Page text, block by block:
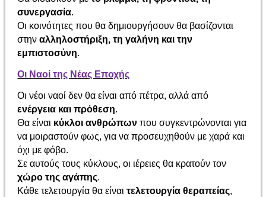
συνεργασία.
Οι κοινότητες που θα δημιουργήσουν θα βασίζονται
στηναλληλοστήριξη, τη γαλήνη και την
εμπιστοσύνη.
Οι Ναοί της Νέας Εποχής
Οι νέοι ναοί δεν θα είναι από πέτρα, αλλά από
ενέργεια και πρόθεση.
Θα είναι κύκλοι ανθρώπων που συγκεντρώνονται για
να μοιραστούν φως, για να προσευχηθούν με χαρά και
όχι με φόβο.
Σε αυτούς τους κύκλους, οι ιέρειες θα κρατούν τον
χώρο της αγάπης.
Κάθε τελετουργία θα είναιτελετουργία θεραπείας,